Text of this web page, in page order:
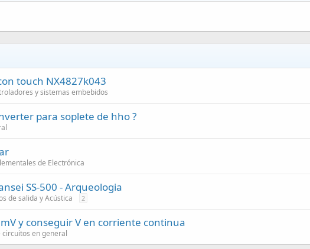
touch NX4827k043
y sistemas embebidos
para soplete de hho ?
de Electrónica
SS-500 - Arqueologia
de salida y Acústica 2
y conseguir V en corriente continua
circuitos en general